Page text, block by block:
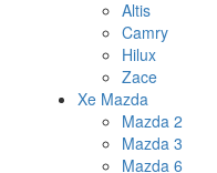
Altis
Camry
Hilux
Zace
Xe Mazda
Mazda 2
Mazda 3
Mazda 6